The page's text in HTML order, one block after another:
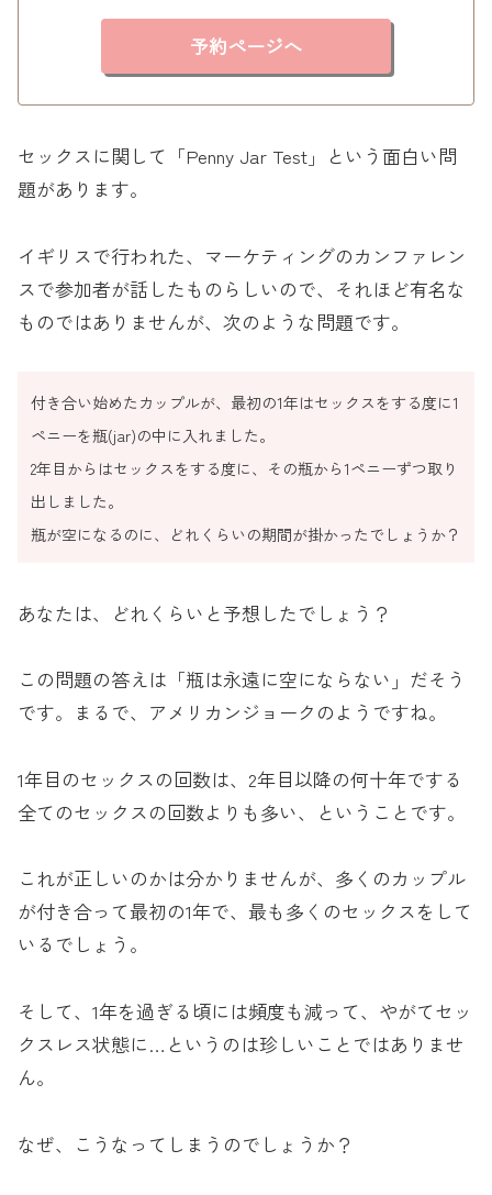
予約ページへ
セックスに関して「Penny Jar Test」という面白い問
題があります。
イギリスで行われた、マーケティングのカンファレン
スで参加者が話したものらしいので、それほど有名な
ものではありませんが、次のような問題です。
付き合い始めたカップルが、最初の1年はセックスをする度に1
ペニーを瓶(jar)の中に入れました。
2年目からはセックスをする度に、その瓶から1ペニーずつ取り
出しました。
瓶が空になるのに、どれくらいの期間が掛かったでしょうか？
あなたは、どれくらいと予想したでしょう？
この問題の答えは「瓶は永遠に空にならない」だそう
です。まるで、アメリカンジョークのようですね。
1年目のセックスの回数は、2年目以降の何十年でする
全てのセックスの回数よりも多い、ということです。
これが正しいのかは分かりませんが、多くのカップル
が付き合って最初の1年で、最も多くのセックスをして
いるでしょう。
そして、1年を過ぎる頃には頻度も減って、やがてセッ
クスレス状態に…というのは珍しいことではありませ
ん。
なぜ、こうなってしまうのでしょうか？